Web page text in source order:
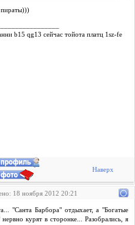
пираты)))
b15 qg13 сейчас тойота платц 1sz-fe
Наверх
18 ноября 2012 20:21
"Санта Барбора" отдыхает, а "Богатые
курят в сторонке... Разобрались, я